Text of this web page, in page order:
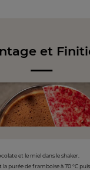
et
et le miel dans le shaker.
la purée de framboise à 70 °C